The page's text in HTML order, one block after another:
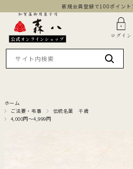
新規会員登録で100ポイント
公式オンラインショップ ログイン
ホーム
ご法要・弔事
伝統名菓 千歳
4,000円～4,999円